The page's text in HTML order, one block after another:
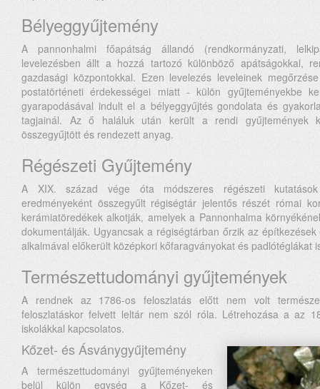
Bélyeggyűjtemény
A pannonhalmi főapátság állandó (rendkormányzati,
levelezésben állt a hozzá tartozó különböző apátságokkal,
gazdasági központokkal. Ezen levelezés leveleinek
postatörténeti érdekességei miatt - külön gyűjteményekbe
gyarapodásával indult el a bélyeggyűjtés gondolata és
tagjainál. Az ő haláluk után került a rendi gyűjtemények
összegyűjtött és rendezett anyag.
Régészeti Gyűjtemény
A XIX. század vége óta módszeres régészeti
eredményeként összegyűlt régiségtár jelentős részét római
kerámiatöredékek alkotják, amelyek a Pannonhalma
dokumentálják. Ugyancsak a régiségtárban őrzik az
alkalmával előkerült középkori kőfaragványokat és padlótéglákat
Természettudományi gyűjtemények
A rendnek az 1786-os feloszlatás előtt nem volt
feloszlatáskor felvett leltár nem szól róla. Létrehozása a az
iskolákkal kapcsolatos.
Kőzet- és Ásványgyűjtemény
A természettudományi gyűjteményeken
belül külön egység a Kőzet- és